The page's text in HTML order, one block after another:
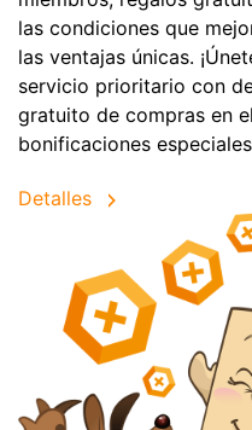
las condiciones que
las ventajas únicas.
servicio prioritario con
gratuito de compras en
bonificaciones
Detalles